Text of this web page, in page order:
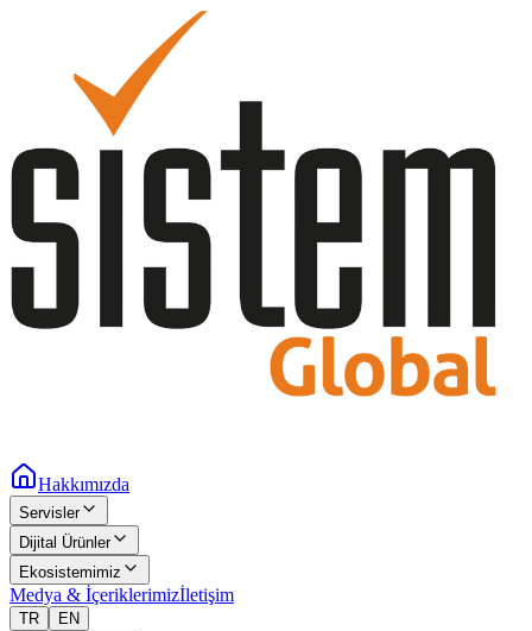
Hakkımızda
Servisler
Dijital Ürünler
Ekosistemimiz
Medya & İçeriklerimizİletişim
TR EN